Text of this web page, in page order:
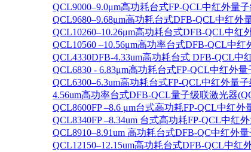
QCL9000–9.0μm高功耗台式FP-QCL中红外量
QCL9680–9.68μm高功耗台式DFB-QCL中红外
QCL10260–10.26μm高功耗台式DFB-QCL中红
QCL10560 –10.56μm高功率台式DFB-QCL中
QCL4330DFB-4.33um高功耗台式 DFB-QCL中
QCL6830 - 6.83μm高功耗台式FP-QCL中红外
QCL6300–6.3um高功耗台式FP-QCL中红外量
4.56um高功率台式DFB-QCL量子级联激光器
QCL8600FP –8.6 μm台式高功耗FP-QCL中红外
QCL8340FP –8.34um 台式高功耗FP-QCL中红
QCL8910–8.91um 高功耗台式DFB-QC中红外
QCL12150–12.15um高功耗台式DFB-QCL中红